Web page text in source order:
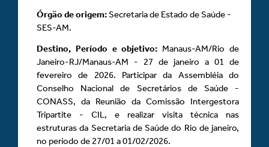
Órgão de origem:Secretaria de Estado de Saúde -
SES-AM.
Destino, Período e objetivo: Manaus-AM/Rio de
Janeiro-RJ/Manaus-AM - 27 de janeiro a 01 de
fevereiro de 2026. Participar da Assembléia do
Conselho Nacional de Secretários de Saúde -
CONASS, da Reunião da Comissão Intergestora
Tripartite - CIL, e realizar visita técnica nas
estruturas da Secretaria de Saúde do Rio de janeiro,
no período de 27/01 a 01/02/2026.